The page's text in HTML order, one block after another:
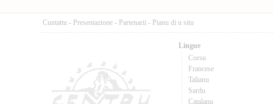
Cuntattu - Presentazione - Partenarii - Pianu di u situ
Lingue
Corsu
Francese
Talianu
Sardu
Catalanu